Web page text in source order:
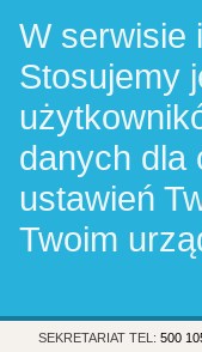
W serwisie
Stosujemy
danych dla
ustawień
Twoim
SEKRETARIAT TEL: 500